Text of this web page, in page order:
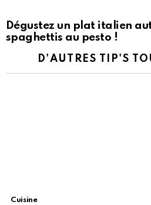
Dégustez un plat italien
spaghettis au pesto !
D'AUTRES TIP'S
Cuisine